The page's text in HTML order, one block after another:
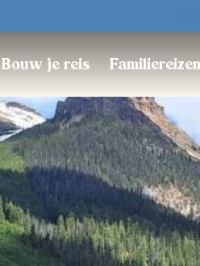
Bouw je reis Familiereizen